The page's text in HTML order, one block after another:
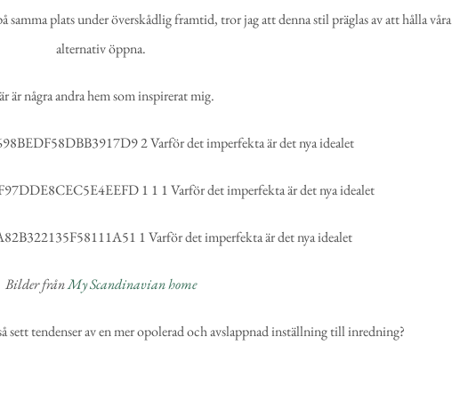
samma plats under överskådlig framtid,tror jag att denna stil präglas av att hålla våra
alternativ öppna.
är några andra hem som inspirerat mig.
Bilder frånMy Scandinavian home
tendenser av en mer opolerad och avslappnad inställning till inredning?